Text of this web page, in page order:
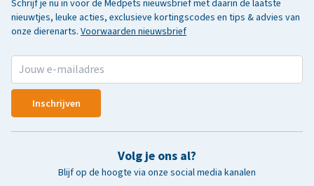
Schrijf je nu in voor de Medpets nieuwsbrief met daarin de laatste
nieuwtjes, leuke acties, exclusieve kortingscodes en tips & advies van
onze dierenarts. Voorwaarden nieuwsbrief
Inschrijven
Volg je ons al?
Blijf op de hoogte via onze social media kanalen